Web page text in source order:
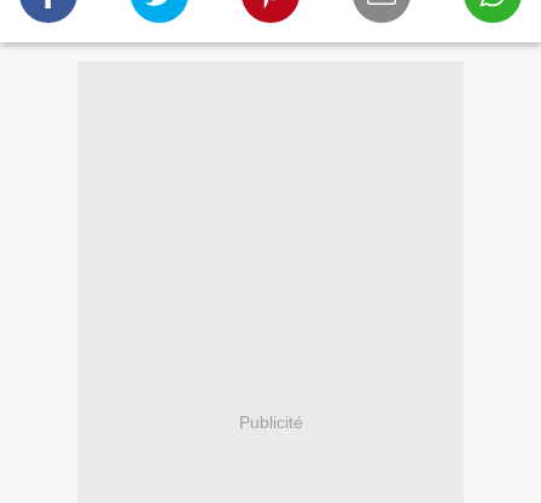
Publicité